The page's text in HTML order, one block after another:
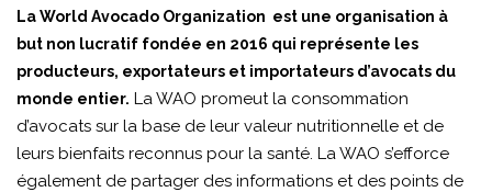
La World Avocado Organization est une organisation à
but non lucratif fondée en 2016 qui représente les
producteurs, exportateurs et importateurs d’avocats du
monde entier. La WAO promeut la consommation
d’avocats sur la base de leur valeur nutritionnelle et de
leurs bienfaits reconnus pour la santé. La WAO s’efforce
également de partager des informations et des points de